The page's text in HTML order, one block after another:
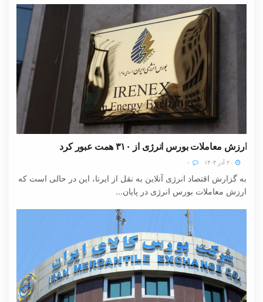
ارزش معاملات بورس انرژی از ۳۱۰ همت عبور کرد
به گزارش اقتصاد انرژی آنلاین به نقل از ایرنا، این در حالی است که
ارزش معاملات بورس انرژی در پایان...